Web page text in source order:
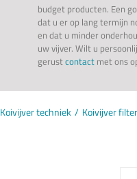
budget producten. Een
dat u er op lang termijn
en dat u minder
uw vijver. Wilt u
gerustcontact met ons
Koivijver techniek Koivijver